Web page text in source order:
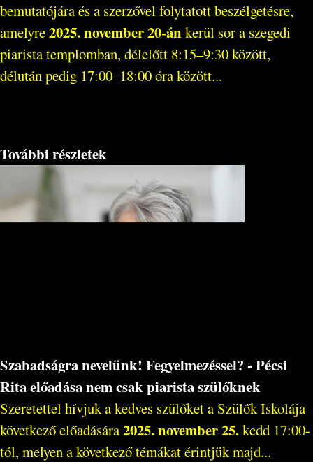
bemutatójára és a szerzővel folytatott beszélgetésre,
amelyre2025. november 20-ánkerül sor a szegedi
piarista templomban, délelőtt 8:15–9:30 között,
délután pedig 17:00–18:00 óra között...
További részletek
Szabadságra nevelünk! Fegyelmezéssel? - Pécsi
Rita előadása nem csak piarista szülőknek
Szeretettel hívjuk a kedves szülőket a Szülők Iskolája
következő előadására2025. november 25.kedd 17:00-
tól, melyen a következő témákat érintjük majd...